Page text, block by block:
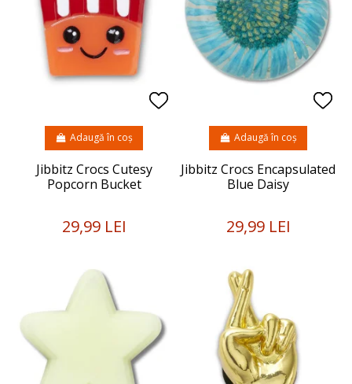
Jibbitz Crocs Cutesy
Popcorn Bucket
29,99 LEI
Adaugă în coș
Jibbitz Crocs Encapsulated
Blue Daisy
29,99 LEI
Adaugă în coș